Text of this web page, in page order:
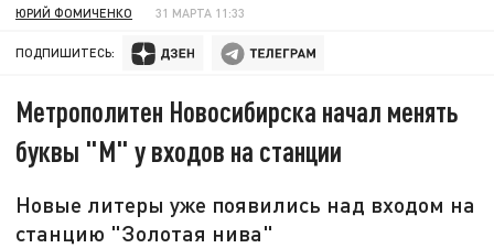
ЮРИЙ ФОМИЧЕНКО 31 МАРТА 11:33
ПОДПИШИТЕСЬ:
Метрополитен Новосибирска начал менять
буквы "М" у входов на станции
Новые литеры уже появились над входом на
станцию "Золотая нива"